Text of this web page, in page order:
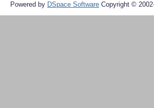
Powered by DSpace Software Copyright ©